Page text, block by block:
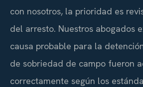
con nosotros, la prioridad es
del arresto. Nuestros abogados
causa probable para la
de sobriedad de campo fueron
correctamente según los